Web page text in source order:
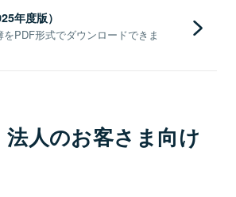
年度版）
PDF形式でダウンロードできま
法人のお客さま向け